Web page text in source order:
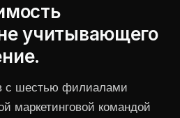
учитывающего
с шестью филиалами
маркетинговой командой